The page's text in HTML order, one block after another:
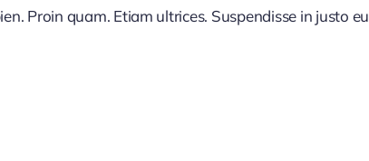
Proin quam. Etiam ultrices. Suspendisse in justo eu